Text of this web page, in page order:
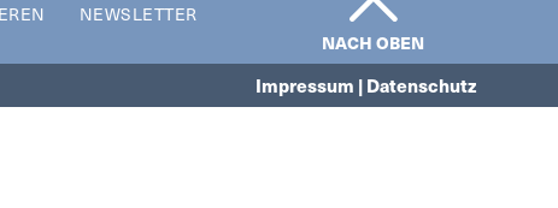
NEWSLETTER
NACH OBEN
Impressum | Datenschutz